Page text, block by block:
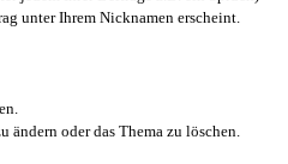
unter Ihrem Nicknamen erscheint.
oder das Thema zu löschen.